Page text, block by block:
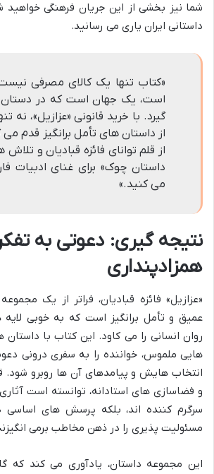
شما نیز بخشی از این جریان فرهنگی
داستانی ایران یاری می رسانید.
«کتاب تنها یک کالای مصرفی
است، یک جهان است که در
گیرد. با خرید قانونی «عزازیل»، نه
از داستان های تأمل برانگیز قدم می
از قلم توانای فائزه قبادیان و
داستان چوک» برای غنای ادبیات
می کنید.»
نتیجه گیری: دعوتی به
همزادپنداری
«عزازیل» فائزه قبادیان، فراتر از یک
عمیق و تأمل برانگیز است که به خوبی
روان انسانی را می کاود. این کتاب با
هایی ملموس، خواننده را به سفری درونی
انتخاب هایش و پیامدهای آن ها روبرو شود.
و فضاسازی های استادانه، توانسته است
سرگرم کننده اند، بلکه پرسش های اساسی
مسئولیت پذیری را در ذهن مخاطب برمی
این مجموعه داستان، یادآوری می کند که